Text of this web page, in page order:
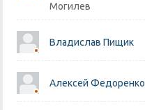
Могилев
Владислав Пищик
Алексей Федоренко